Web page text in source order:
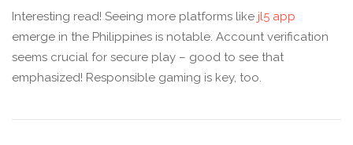
Interesting read! Seeing more platforms like jl5 app
emerge in the Philippines is notable. Account verification
seems crucial for secure play – good to see that
emphasized! Responsible gaming is key, too.